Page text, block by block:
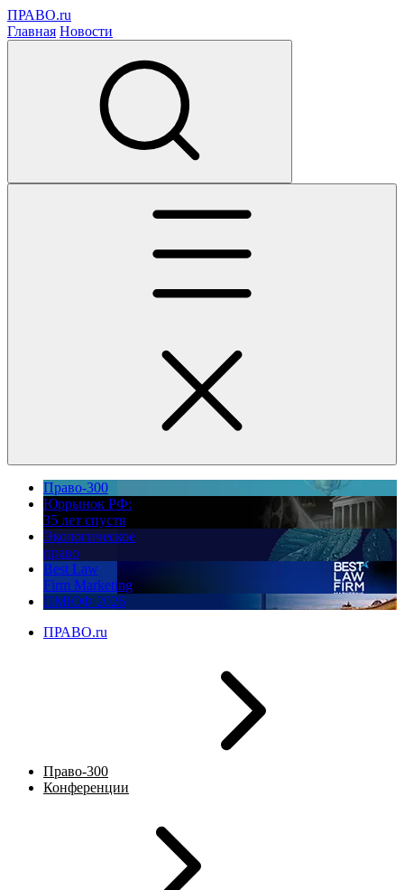
ПРАВО.ru
Главная Новости
Право-300
Юррынок РФ:
35 лет спустя
Экологическое
право
Best Law
Firm Marketing
ПМЮФ 2026
ПРАВО.ru
Право-300
Конференции